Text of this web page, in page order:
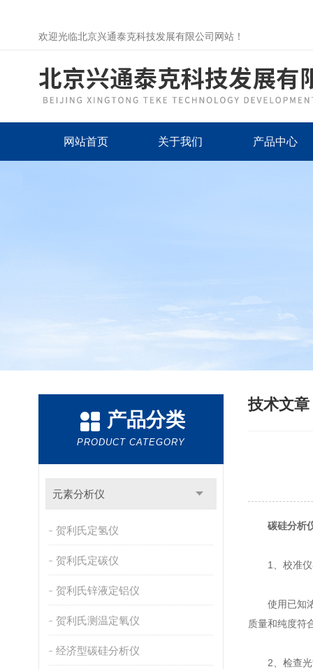
欢迎光临北京兴通泰克科技发展有限公司网站！
网站首页 关于我们 产品中心
产品分类
PRODUCT CATEGORY
元素分析仪
贺利氏定氢仪
贺利氏定碳仪
贺利氏锌液定铝仪
贺利氏测温定氧仪
经济型碳硅分析仪
技术文章
碳硅分析
1、校准仪
使用已知浓
质量和纯度符
2、检查光